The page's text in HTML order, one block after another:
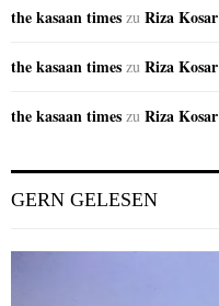
the kasaan times zu Riza
the kasaan times zu Riza
the kasaan times zu Riza
GERN GELESEN